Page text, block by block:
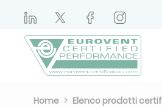
Home Elenco prodotti